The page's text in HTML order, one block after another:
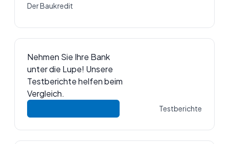
Der Baukredit
Nehmen Sie Ihre Bank
unter die Lupe! Unsere
Testberichte helfen beim
Vergleich.
Testberichte